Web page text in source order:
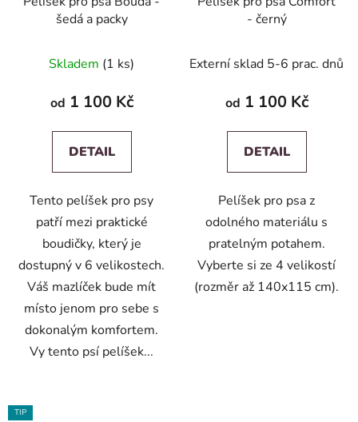
šedá a packy
Skladem (1 ks)
od 1 100 Kč
DETAIL
Tento pelíšek pro psy
patří mezi praktické
boudičky, který je
dostupný v 6 velikostech.
Váš mazlíček bude mít
místo jenom pro sebe s
dokonalým komfortem.
Vy tento psí pelíšek...
- černý
Externí sklad 5-6 prac. dnů
od 1 100 Kč
DETAIL
Pelíšek pro psa z
odolného materiálu s
pratelným potahem.
Vyberte si ze 4 velikostí
(rozměr až 140x115 cm).
TIP